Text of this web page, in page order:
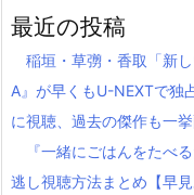
最近の投稿
稲垣・草彅・香取「新
A』が早くもU-NEXTで独
に視聴、過去の傑作も一
『一緒にごはんをたべ
逃し視聴方法まとめ【早